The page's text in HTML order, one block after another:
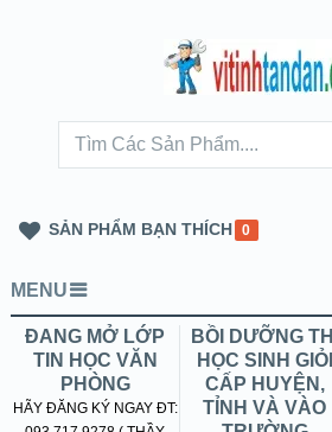
SẢN PHẨM BẠN THÍCH 0
MENU
ĐANG MỞ LỚP
TIN HỌC VĂN
PHÒNG
HÃY ĐĂNG KÝ NGAY ĐT:
BỒI DƯỠNG THI
HỌC SINH GIỎI
CẤP HUYỆN,
TỈNH VÀ VÀO